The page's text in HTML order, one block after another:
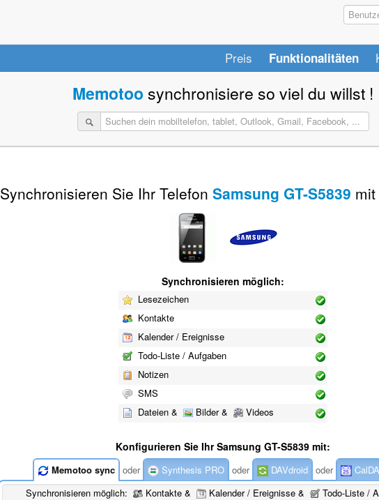
Preis Funktionalitäten
Memotoo synchronisiere so viel du willst !
Synchronisieren Sie Ihr Telefon Samsung GT-S5839 mit
Synchronisieren möglich:
Lesezeichen
Kontakte
Kalender / Ereignisse
Todo-Liste / Aufgaben
Notizen
SMS
Dateien &
Bilder & Videos
Konfigurieren Sie Ihr Samsung GT-S5839 mit:
Memotoo sync oder Synthesis PRO oder DAVdroid oder
Synchronisieren möglich:
Kontakte & Kalender / Ereignisse &
Todo-Liste /